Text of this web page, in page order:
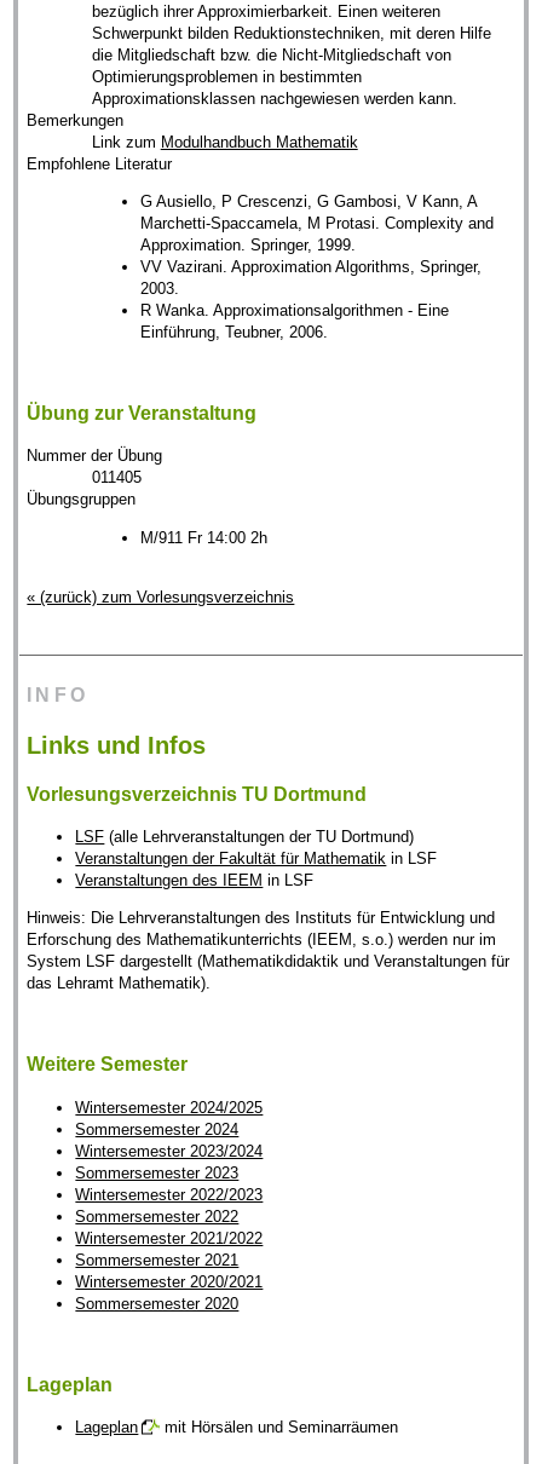
bezüglich ihrer Approximierbarkeit. Einen weiteren
Schwerpunkt bilden Reduktionstechniken, mit deren Hilfe
die Mitgliedschaft bzw. die Nicht-Mitgliedschaft von
Optimierungsproblemen in bestimmten
Approximationsklassen nachgewiesen werden kann.
Bemerkungen
Link zum Modulhandbuch Mathematik
Empfohlene Literatur
G Ausiello, P Crescenzi, G Gambosi, V Kann, A
Marchetti-Spaccamela, M Protasi. Complexity and
Approximation. Springer, 1999.
VV Vazirani. Approximation Algorithms, Springer,
2003.
R Wanka. Approximationsalgorithmen - Eine
Einführung, Teubner, 2006.
Übung zur Veranstaltung
Nummer der Übung
011405
Übungsgruppen
M/911 Fr 14:00 2h
« (zurück) zum Vorlesungsverzeichnis
INFO
Links und Infos
Vorlesungsverzeichnis TU Dortmund
LSF (alle Lehrveranstaltungen der TU Dortmund)
Veranstaltungen der Fakultät für Mathematik in LSF
Veranstaltungen des IEEM in LSF
Hinweis: Die Lehrveranstaltungen des Instituts für Entwicklung und
Erforschung des Mathematikunterrichts (IEEM, s.o.) werden nur im
System LSF dargestellt (Mathematikdidaktik und Veranstaltungen für
das Lehramt Mathematik).
Weitere Semester
Wintersemester 2024/2025
Sommersemester 2024
Wintersemester 2023/2024
Sommersemester 2023
Wintersemester 2022/2023
Sommersemester 2022
Wintersemester 2021/2022
Sommersemester 2021
Wintersemester 2020/2021
Sommersemester 2020
Lageplan
Lageplan mit Hörsälen und Seminarräumen